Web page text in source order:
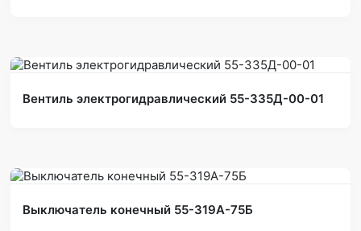
Вентиль электрогидравлический 55-335Д-00-01
Выключатель конечный 55-319А-75Б